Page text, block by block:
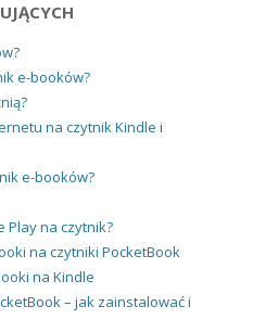
e-booków?
na czytnik Kindle i
e-booków?
Play na czytnik?
na czytniki PocketBook
na Kindle
– jak zainstalować i